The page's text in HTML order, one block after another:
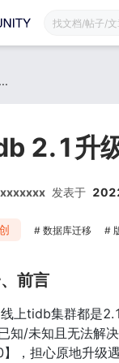
...
2.1升
发表于
数据库迁移
前言
上tidb集群都是
知/未知且无法解
】，担心原地升级